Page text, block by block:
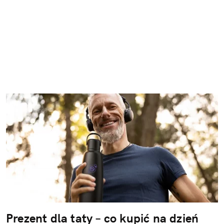
Prezent dla taty – co kupić na dzień